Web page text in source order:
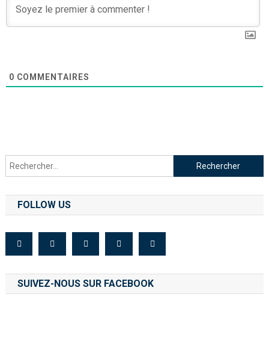
0 COMMENTAIRES
FOLLOW US
SUIVEZ-NOUS SUR FACEBOOK